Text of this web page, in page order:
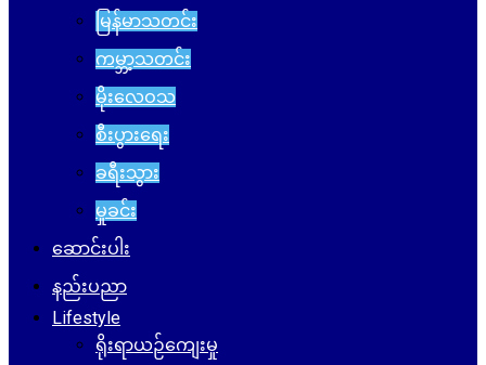
မြန်မာသတင်း
ကမ္ဘာ့သတင်း
မိုးလေဝသ
စီးပွားရေး
ခရီးသွား
မှုခင်း
ဆောင်းပါး
နည်းပညာ
Lifestyle
ရိုးရာယဉ်ကျေးမှု